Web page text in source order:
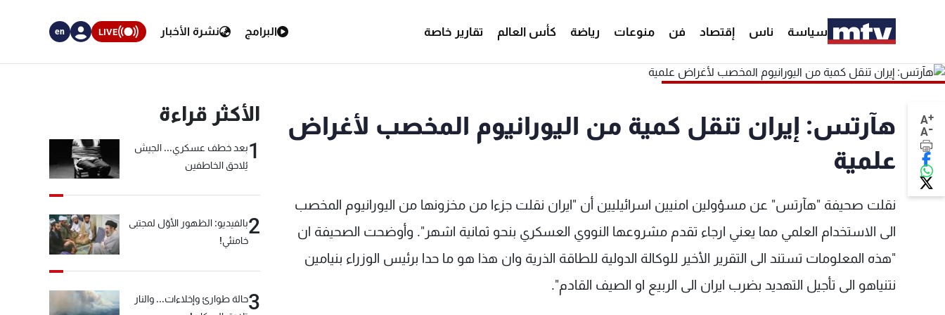
سياسة ناس إقتصاد فن منوعات رياضة كأس العالم تقارير خاصة البرامج نشرة الأخبار LIVE
en
A+
A-
هآرتس: إيران تنقل كمية من اليورانيوم المخصب لأغراض
علمية
نقلت صحيفة "هآرتس" عن مسؤولين امنيين اسرائيليين أن "ايران نقلت جزءا من مخزونها من اليورانيوم المخصب
الى الاستخدام العلمي مما يعني ارجاء تقدم مشروعها النووي العسكري بنحو ثمانية اشهر". وأوضحت الصحيفة ان
"هذه المعلومات تستند الى التقرير الأخير للوكالة الدولية للطاقة الذرية وان هذا هو ما حدا برئيس الوزراء بنيامين
نتنياهو الى تأجيل التهديد بضرب ايران الى الربيع او الصيف القادم".
الأكثر قراءة
1بعد خطف عسكري... الجيش
يُلاحق الخاطفين
2بالفيديو: الظهور الأوّل لمجتبى
خامنئي!
3حالة طوارئ وإخلاءات... والنار